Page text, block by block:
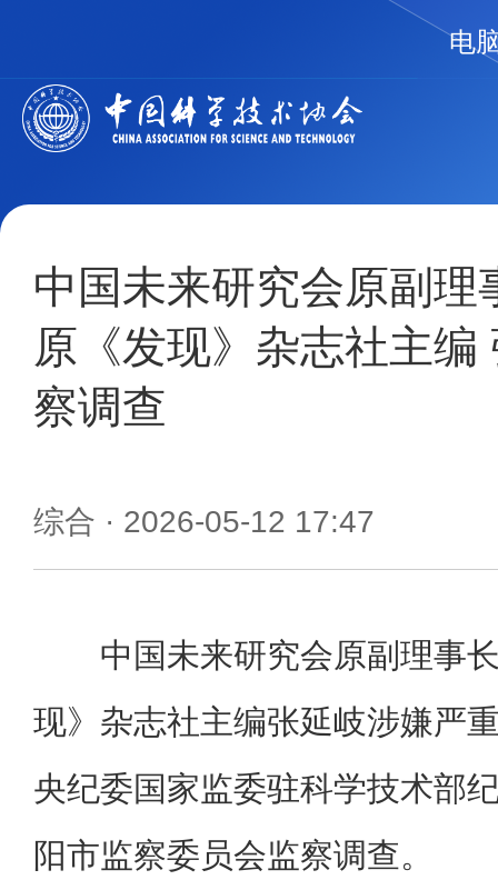
电
中国未来研究会原副理
原《发现》杂志社主编
察调查
综合 · 2026-05-12 17:47
中国未来研究会原副理事
现》杂志社主编张延岐涉嫌严
央纪委国家监委驻科学技术部
阳市监察委员会监察调查。